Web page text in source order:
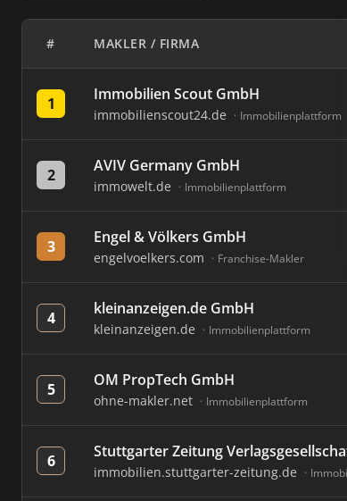
# MAKLER / FIRMA
1 Immobilien Scout GmbH
immobilienscout24.de Immobilienplattform
2 AVIV Germany GmbH
immowelt.de Immobilienplattform
3 Engel & Völkers GmbH
engelvoelkers.com Franchise-Makler
4 kleinanzeigen.de GmbH
kleinanzeigen.de Immobilienplattform
5 OM PropTech GmbH
ohne-makler.net Immobilienplattform
6 Stuttgarter Zeitung
immobilien.stuttgarter-zeitung.de